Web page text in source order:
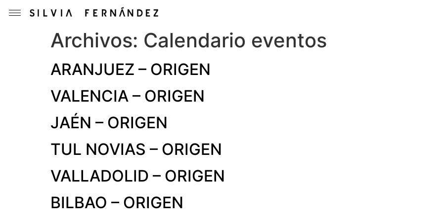
Archivos: Calendario eventos
ARANJUEZ – ORIGEN
VALENCIA – ORIGEN
JAÉN – ORIGEN
TUL NOVIAS – ORIGEN
VALLADOLID – ORIGEN
BILBAO – ORIGEN